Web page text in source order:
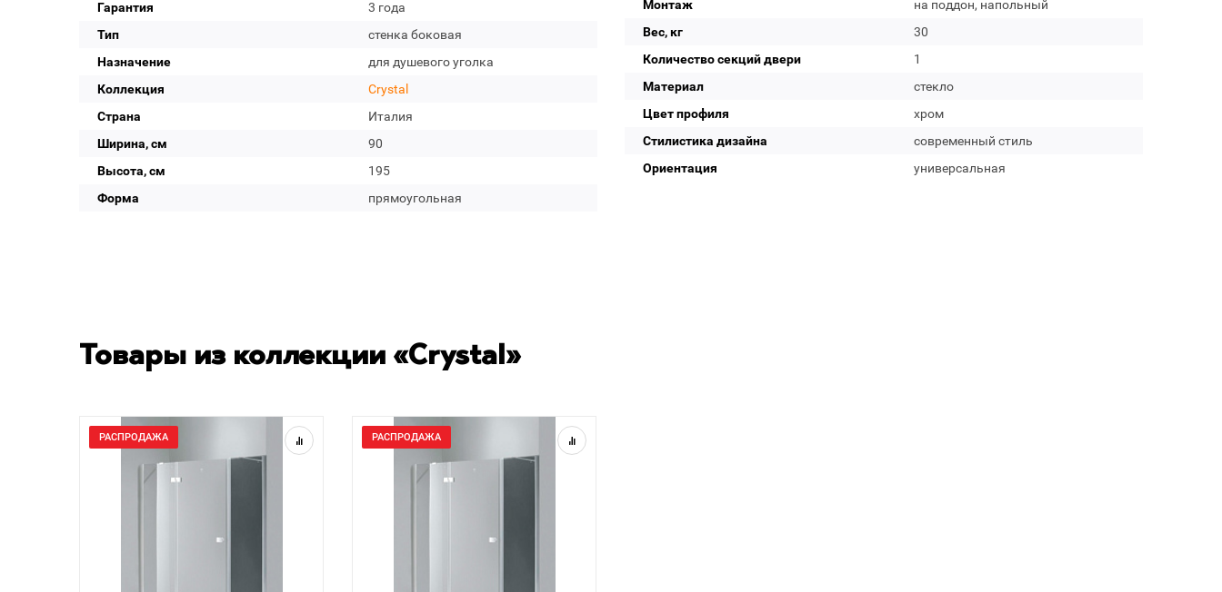
Гарантия
3 года
Тип
стенка боковая
Назначение
для душевого уголка
Коллекция
Crystal
Страна
Италия
Ширина, см
90
Высота, см
195
Форма
прямоугольная
Монтаж
на поддон, напольный
Вес, кг
30
Количество секций двери
1
Материал
стекло
Цвет профиля
хром
Стилистика дизайна
современный стиль
Ориентация
универсальная
Товары из коллекции «Crystal»
РАСПРОДАЖА РАСПРОДАЖА